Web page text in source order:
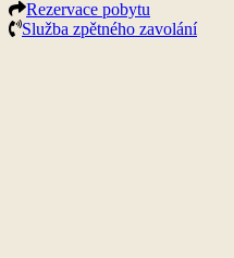
Rezervace pobytu
Služba zpětného zavolání